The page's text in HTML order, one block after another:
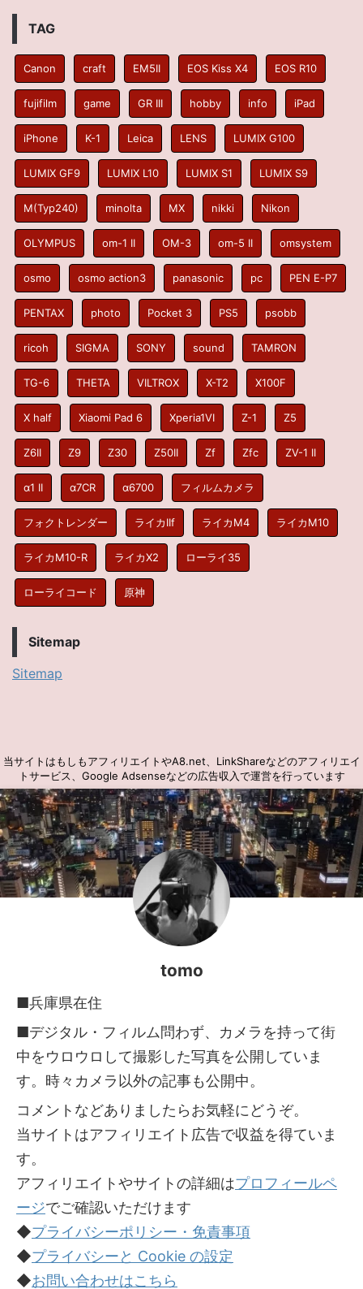
TAG
Canon craft EM5II EOS Kiss X4 EOS R10
fujifilm game GR III hobby info iPad
iPhone K-1 Leica LENS LUMIX G100
LUMIX GF9 LUMIX L10 LUMIX S1 LUMIX S9
M(Typ240) minolta MX nikki Nikon
OLYMPUS om-1 II OM-3 om-5 II omsystem
osmo osmo action3 panasonic pc PEN E-P7
PENTAX photo Pocket 3 PS5 psobb
ricoh SIGMA SONY sound TAMRON
TG-6 THETA VILTROX X-T2 X100F
X half Xiaomi Pad 6 Xperia1VI Z-1 Z5
Z6II Z9 Z30 Z50II Zf Zfc ZV-1 II
α1 II α7CR α6700 フィルムカメラ
フォクトレンダー ライカIIf ライカM4 ライカM10
ライカM10-R ライカX2 ローライ35
ローライコード 原神
Sitemap
Sitemap
当サイトはもしもアフィリエイトやA8.net、LinkShareなどのアフィリエイ
トサービス、Google Adsenseなどの広告収入で運営を行っています
tomo
■兵庫県在住
■デジタル・フィルム問わず、カメラを持って街
中をウロウロして撮影した写真を公開していま
す。時々カメラ以外の記事も公開中。
コメントなどありましたらお気軽にどうぞ。
当サイトはアフィリエイト広告で収益を得ていま
す。
アフィリエイトやサイトの詳細はプロフィールペ
ージでご確認いただけます
◆プライバシーポリシー・免責事項
◆プライバシーと Cookie の設定
◆お問い合わせはこちら